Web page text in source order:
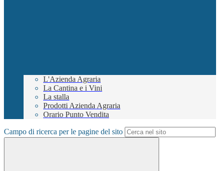
L'Azienda Agraria
La Cantina e i Vini
La stalla
Prodotti Azienda Agraria
Orario Punto Vendita
Campo di ricerca per le pagine del sito